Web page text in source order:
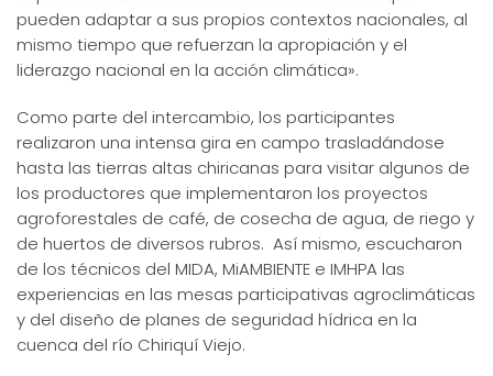
pueden adaptar a sus propios contextos nacionales, al
mismo tiempo que refuerzan la apropiación y el
liderazgo nacional en la acción climática».
Como parte del intercambio, los participantes
realizaron una intensa gira en campo trasladándose
hasta las tierras altas chiricanas para visitar algunos de
los productores que implementaron los proyectos
agroforestales de café, de cosecha de agua, de riego y
de huertos de diversos rubros. Así mismo, escucharon
de los técnicos del MIDA, MiAMBIENTE e IMHPA las
experiencias en las mesas participativas agroclimáticas
y del diseño de planes de seguridad hídrica en la
cuenca del río Chiriquí Viejo.